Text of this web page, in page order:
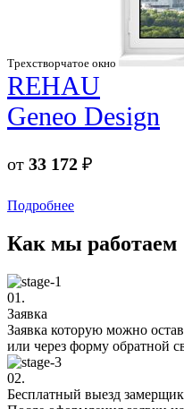
Трехстворчатое окно
REHAU
Geneo Design
от 33 172 ₽
Подробнее
Как мы работаем
01.
Заявка
Заявка которую можно
или через форму обратной
02.
Бесплатный выезд